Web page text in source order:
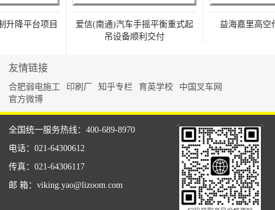
降平台项目
爱信(南通)汽车手摇平衡重式起
吊设备顺利交付
益海嘉里高空
友情链接
合肥弱电施工 印刷厂 知乎专栏 育英学校
中国叉车网
官方微博
全国统一服务热线：400-689-8970
电话：021-64300612
传真：021-64306117
邮 箱：viking.yao@lizoom.com